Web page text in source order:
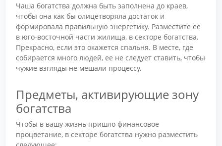
Чаша богатства должна быть заполнена до краев,
чтобы она как бы олицетворяла достаток и
формировала правильную энергетику. Разместите ее
в юго-восточной части жилища, в секторе богатства.
Прекрасно, если это окажется спальня. В месте, где
собирается много людей, ее не следует ставить, чтобы
чужие взгляды не мешали процессу.
Предметы, активирующие зону
богатства
Чтобы в вашу жизнь пришло финансовое
процветание, в секторе богатства нужно разместить